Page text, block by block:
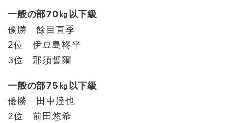
一般の部70㎏以下級
優勝 餘目直季
2位 伊豆島柊平
3位 那須誓爾
一般の部75㎏以下級
優勝 田中達也
2位 前田悠希